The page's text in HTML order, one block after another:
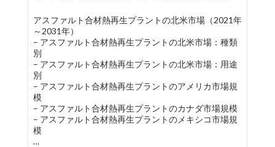
アスファルト合材熱再生プラントの北米市場（2021年
～2031年）
– アスファルト合材熱再生プラントの北米市場：種類
別
– アスファルト合材熱再生プラントの北米市場：用途
別
– アスファルト合材熱再生プラントのアメリカ市場規
模
– アスファルト合材熱再生プラントのカナダ市場規模
– アスファルト合材熱再生プラントのメキシコ市場規
模
…